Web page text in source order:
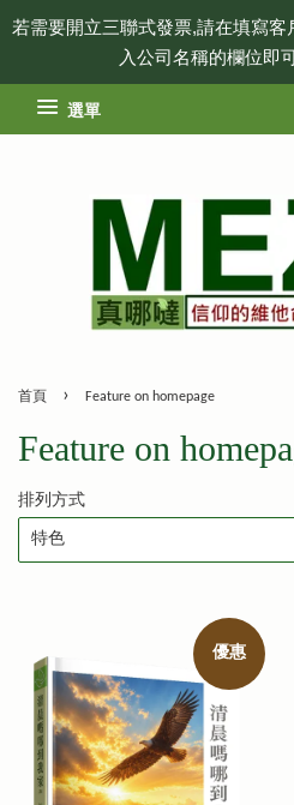
若需要開立三聯式發票,請在填寫
入公司名稱的欄位即
選單
首頁 › Feature on homepage
Feature on
排列方式
優惠